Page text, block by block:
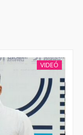
VIDEÓ